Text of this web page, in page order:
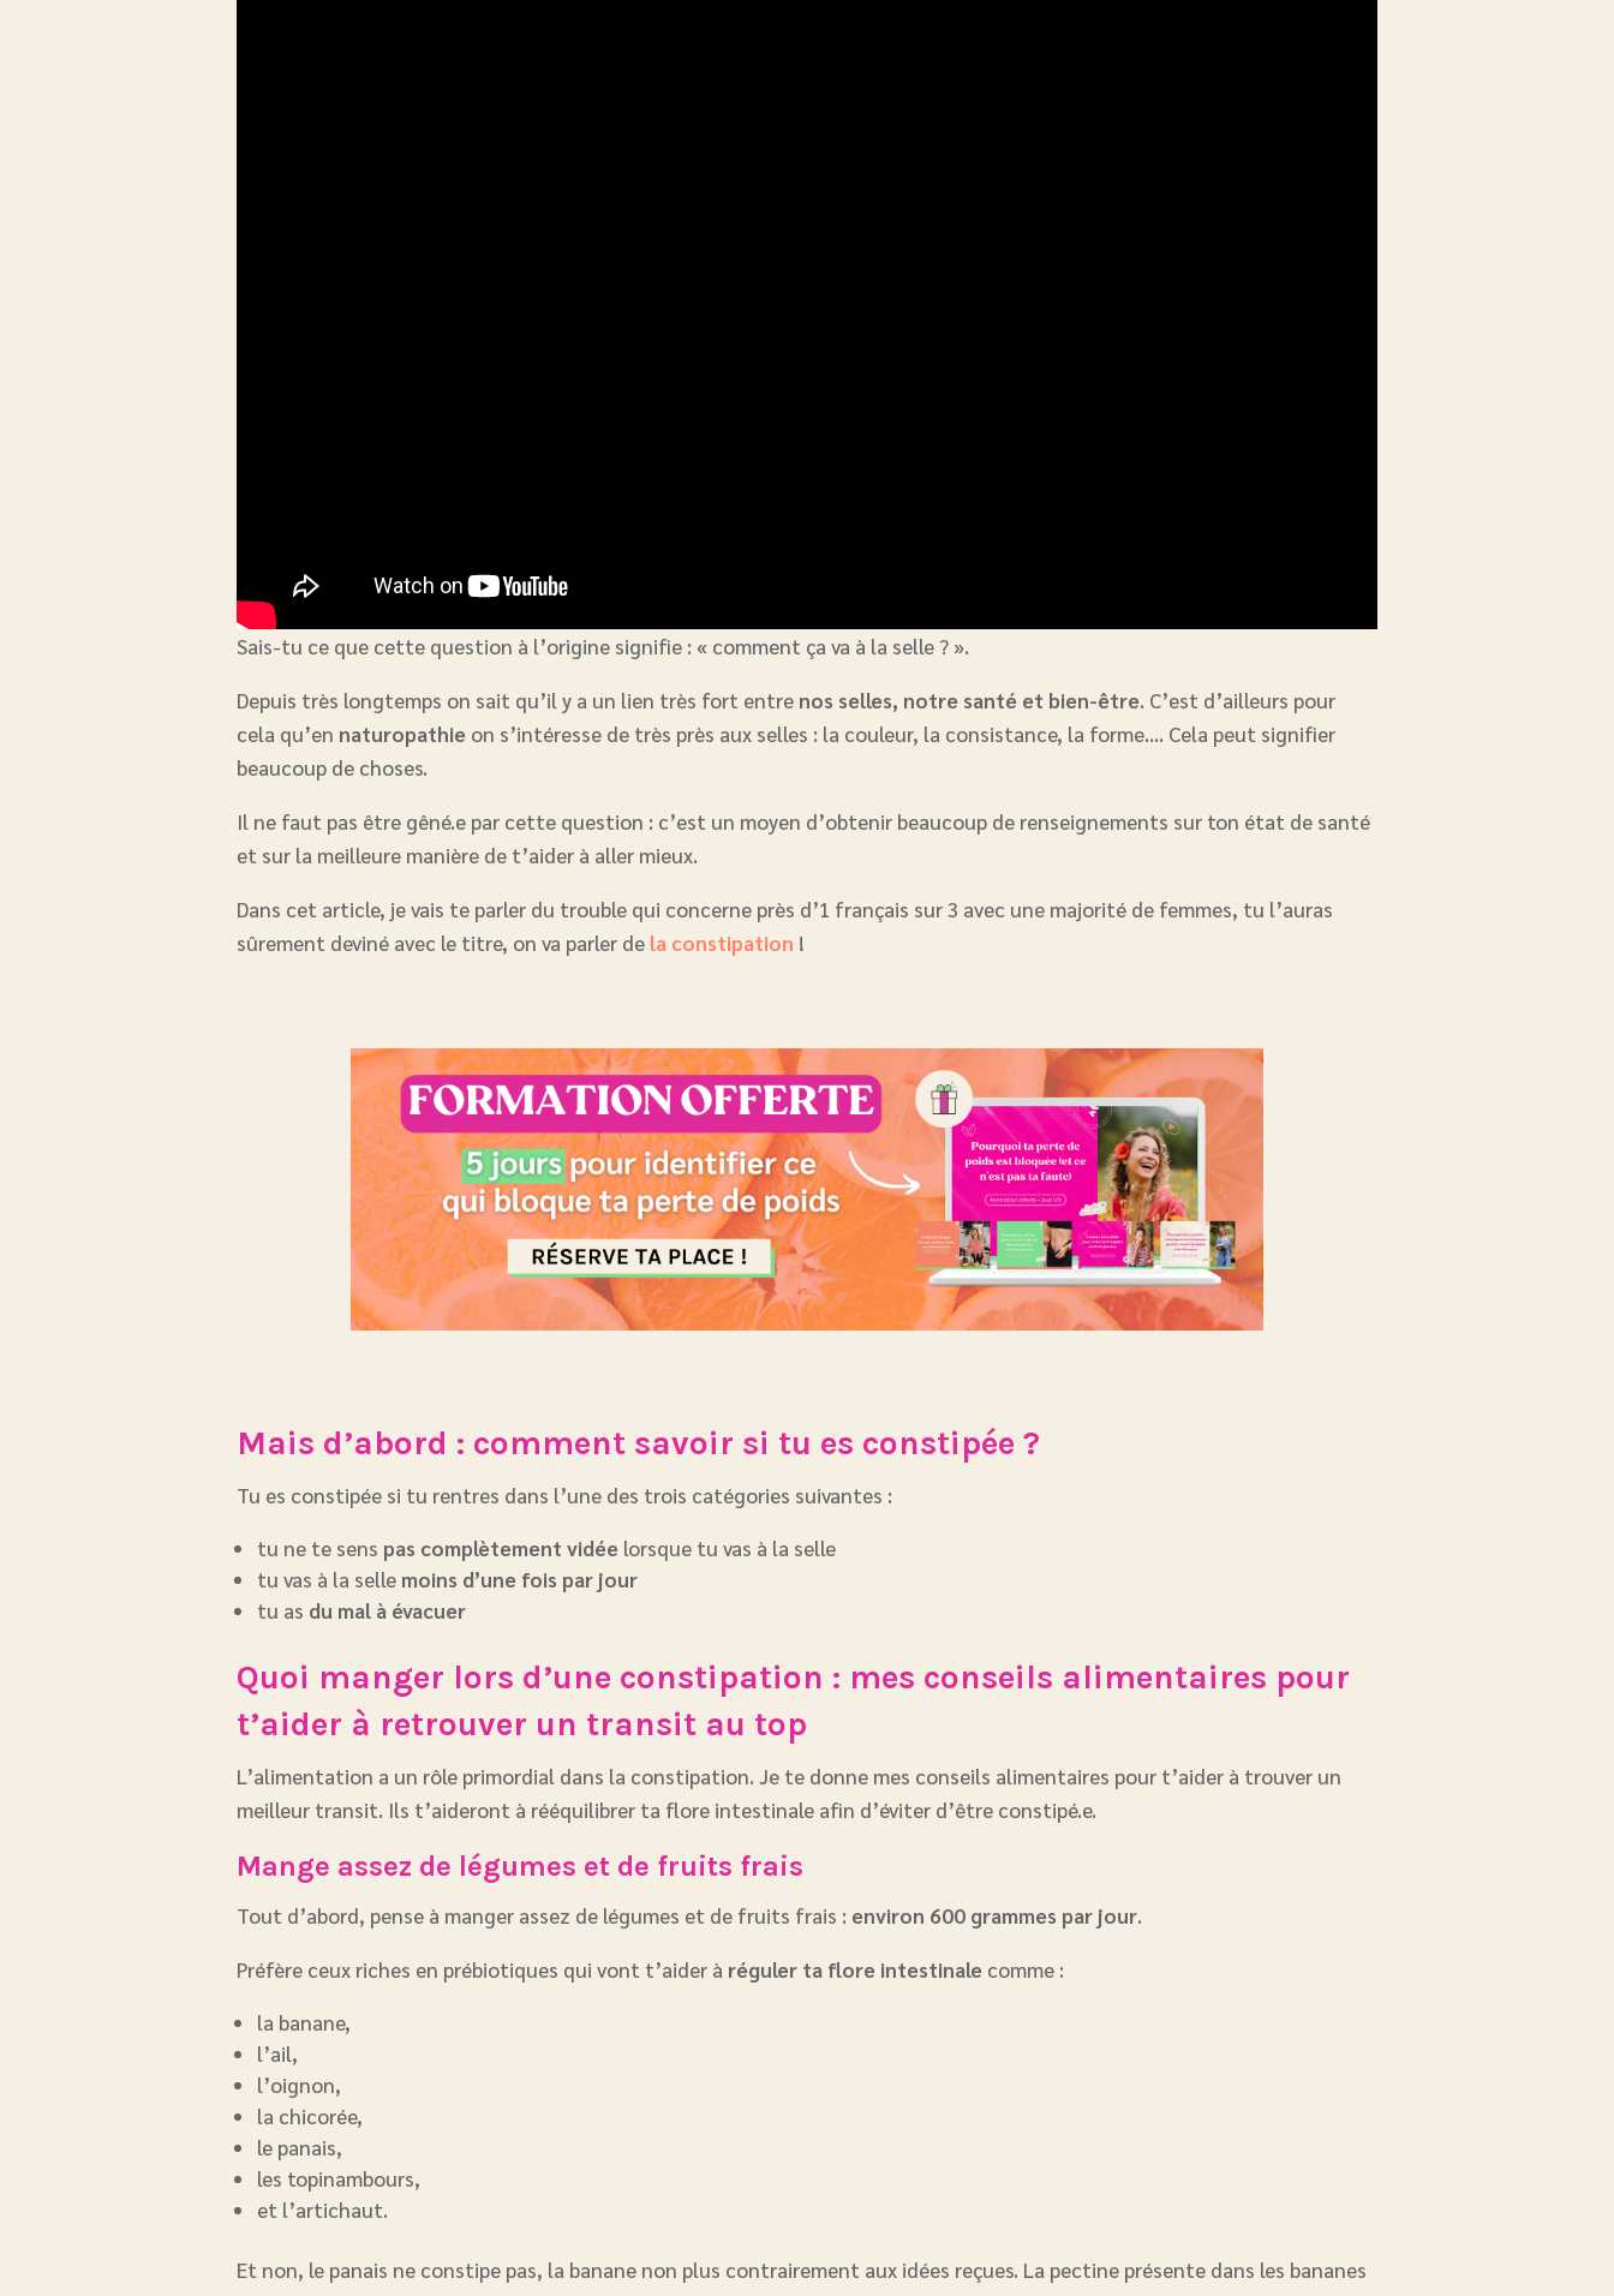
Sais-tu ce que cette question à l’origine signifie : « comment ça va à la selle ? ».
Depuis très longtemps on sait qu’il y a un lien très fort entre nos selles, notre santé et bien-être. C’est d’ailleurs pour
cela qu’en naturopathie on s’intéresse de très près aux selles : la couleur, la consistance, la forme…. Cela peut signifier
beaucoup de choses.
Il ne faut pas être gêné.e par cette question : c’est un moyen d’obtenir beaucoup de renseignements sur ton état de santé
et sur la meilleure manière de t’aider à aller mieux.
Dans cet article, je vais te parler du trouble qui concerne près d’1 français sur 3 avec une majorité de femmes, tu l’auras
sûrement deviné avec le titre, on va parler de la constipation !
Mais d’abord : comment savoir si tu es constipée ?
Tu es constipée si tu rentres dans l’une des trois catégories suivantes :
tu ne te sens pas complètement vidée lorsque tu vas à la selle
tu vas à la selle moins d’une fois par jour
tu as du mal à évacuer
Quoi manger lors d’une constipation : mes conseils alimentaires pour
t’aider à retrouver un transit au top
L’alimentation a un rôle primordial dans la constipation. Je te donne mes conseils alimentaires pour t’aider à trouver un
meilleur transit. Ils t’aideront à rééquilibrer ta flore intestinale afin d’éviter d’être constipé.e.
Mange assez de légumes et de fruits frais
Tout d’abord, pense à manger assez de légumes et de fruits frais : environ 600 grammes par jour.
Préfère ceux riches en prébiotiques qui vont t’aider à réguler ta flore intestinale comme :
la banane,
l’ail,
l’oignon,
la chicorée,
le panais,
les topinambours,
et l’artichaut.
Et non, le panais ne constipe pas, la banane non plus contrairement aux idées reçues. La pectine présente dans les bananes